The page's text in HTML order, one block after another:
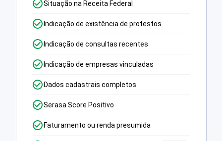
Situação na Receita Federal
Indicação de existência de protestos
Indicação de consultas recentes
Indicação de empresas vinculadas
Dados cadastrais completos
Serasa Score Positivo
Faturamento ou renda presumida